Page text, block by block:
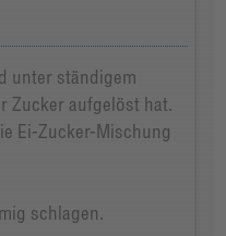
unter ständigem
Zucker aufgelöst hat.
Ei-Zucker-Mischung
schlagen.